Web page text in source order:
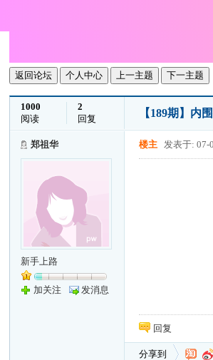
返回论坛 个人中心 上一主题 下一主题
1000
阅读
2
回复
【189期】内
郑祖华
新手上路
加关注 发消息
楼主 发表于: 07-
回复
分享到